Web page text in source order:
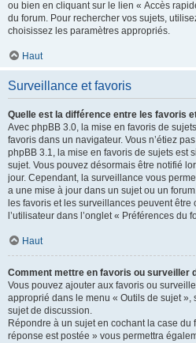
ou bien en cliquant sur le lien « Accès
du forum. Pour rechercher vos sujets,
choisissez les paramètres appropriés.
Haut
Surveillance et favoris
Quelle est la différence entre les favoris
Avec phpBB 3.0, la mise en favoris de
favoris dans un navigateur. Vous n’étiez
phpBB 3.1, la mise en favoris de sujets est
sujet. Vous pouvez désormais être notifié
jour. Cependant, la surveillance vous
a une mise à jour dans un sujet ou un
les favoris et les surveillances peuvent
l’utilisateur dans l’onglet « Préférences du
Haut
Comment mettre en favoris ou surveiller
Vous pouvez ajouter aux favoris ou
approprié dans le menu « Outils de sujet »,
sujet de discussion.
Répondre à un sujet en cochant la case du
réponse est postée » vous permettra